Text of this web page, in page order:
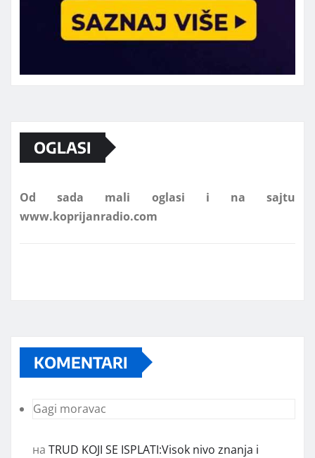
OGLASI
Od sada mali oglasi i na sajtu
KOMENTARI
Gagi moravac
на TRUD KOJI SE ISPLATI:Visok nivo znanja i